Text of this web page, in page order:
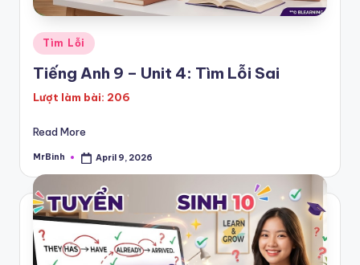
Posted
in
Tìm Lỗi
Tiếng Anh 9 – Unit 4: Tìm Lỗi Sai
Lượt làm bài: 206
Read More
Posted
MrBinh April 9, 2026